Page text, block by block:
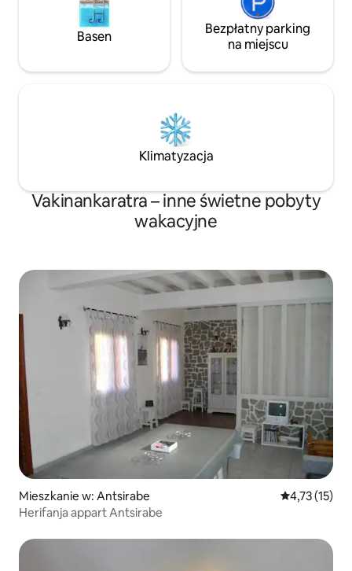
Basen
Bezpłatny parking
na miejscu
Klimatyzacja
Vakinankaratra – inne świetne pobyty
wakacyjne
Mieszkanie w: Antsirabe Średnia
4,73 (15)
Herifanja appart Antsirabe